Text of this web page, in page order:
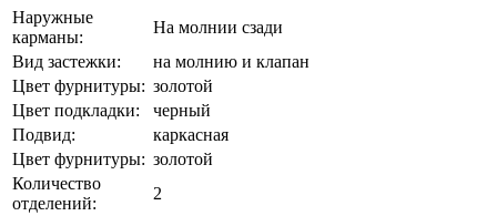
Наружные
карманы:
На молнии сзади
Вид застежки:
на молнию и клапан
Цвет фурнитуры: золотой
Цвет подкладки:
черный
Подвид:
каркасная
Цвет фурнитуры: золотой
Количество
отделений:
2